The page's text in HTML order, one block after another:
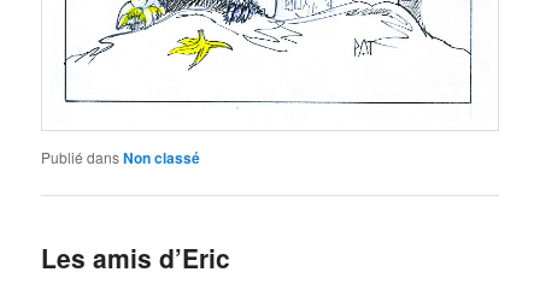
Publié dansNon classé
Les amis d’Eric